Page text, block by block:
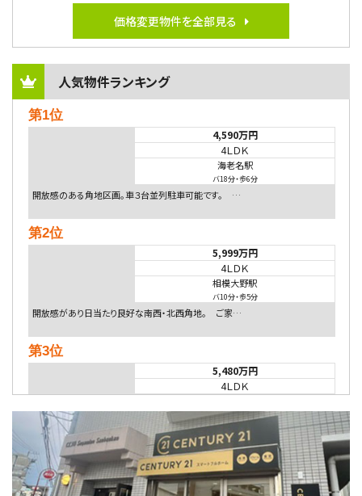
価格変更物件を全部見る
人気物件ランキング
第1位
4,590万円
4ＬＤＫ
海老名駅
バ18分・歩6分
開放感のある角地区画。車３台並列駐車可能です。 …
第2位
5,999万円
4ＬＤＫ
相模大野駅
バ10分・歩5分
開放感があり日当たり良好な南西・北西角地。 ご家…
第3位
5,480万円
4ＬＤＫ
バ9分・歩4分
２０１５年６月築、積水ハウス施工住宅です。 南東…
第4位
4,080万円